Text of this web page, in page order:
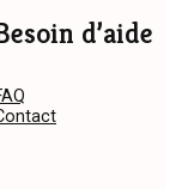
d’aide